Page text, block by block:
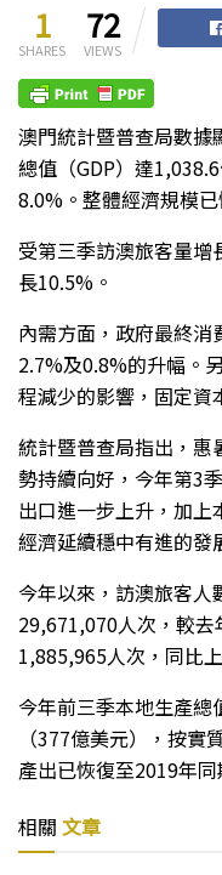
1
SHARES
72
VIEWS
澳門統計暨普查局數據
總值（GDP）達
8.0%。整體經濟規模
受第三季訪澳旅客量
長10.5%。
內需方面，政府最終
2.7%及0.8%的升幅。
程減少的影響，固定資
統計暨普查局指出，惠
勢持續向好，今年第3
出口進一步上升，加
經濟延續穩中有進的發
今年以來，訪澳旅客人
29,671,070人次，較
1,885,965人次，同比
今年前三季本地生產
（377億美元），按
產出已恢復至2019年
相關 文章